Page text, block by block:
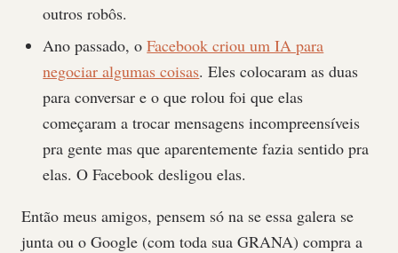
outros robôs.
Ano passado, oFacebook criou um IA para
negociar algumas coisas. Eles colocaram as duas
para conversar e o que rolou foi que elas
começaram a trocar mensagens incompreensíveis
pra gente mas que aparentemente fazia sentido pra
elas. O Facebook desligou elas.
Então meus amigos, pensem só na se essa galera se
junta ou o Google (com toda sua GRANA) compra a